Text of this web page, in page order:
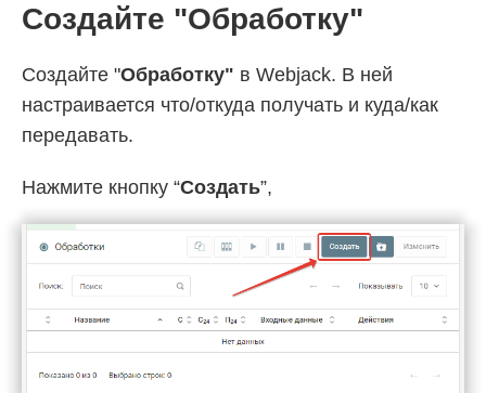
Создайте "Обработку"
Создайте "Обработку" в Webjack. В ней
настраивается что/откуда получать и куда/как
передавать.
Нажмите кнопку “Создать”,